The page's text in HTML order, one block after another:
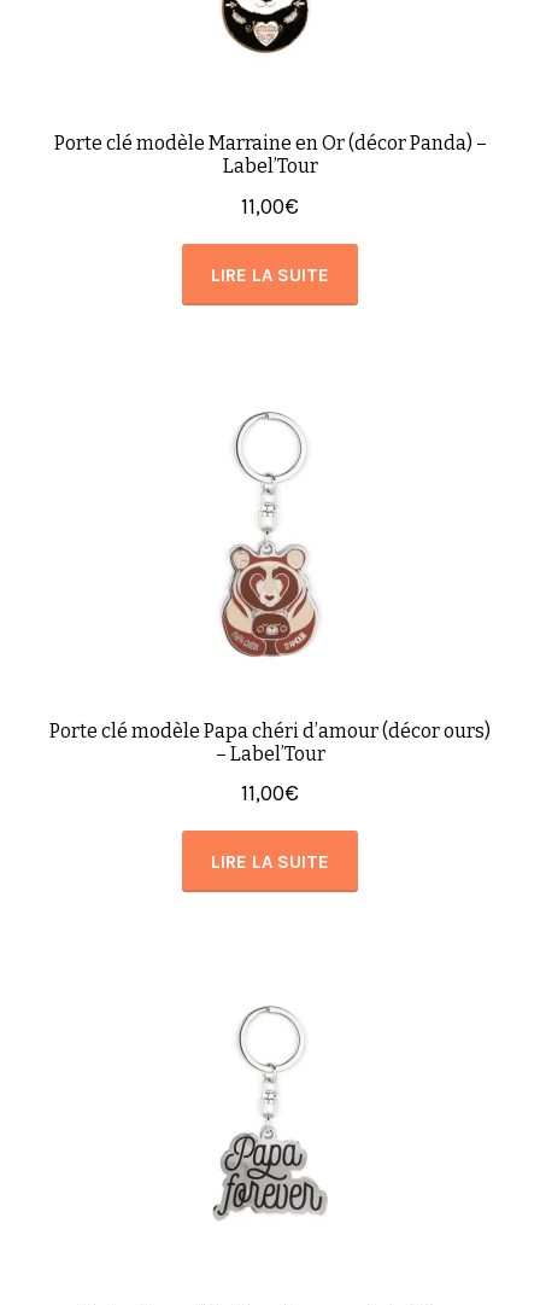
Porte clé modèle Marraine en Or (décor Panda) –
Label’Tour
11,00€
LIRE LA SUITE
Porte clé modèle Papa chéri d’amour (décor ours)
– Label’Tour
11,00€
LIRE LA SUITE